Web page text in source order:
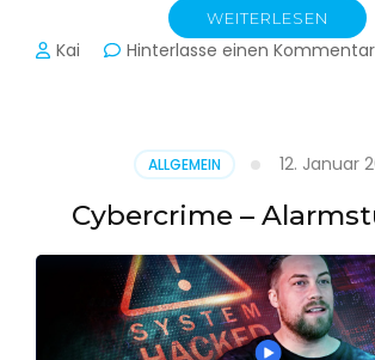
WEITERLESEN
Kai Hinterlasse einen Kommentar
ALLGEMEIN 12. Januar
Cybercrime –